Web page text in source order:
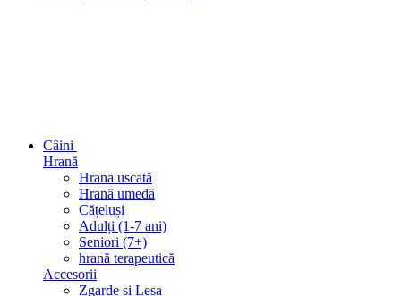
Câini
Hrană
Hrana uscată
Hrană umedă
Cățeluși
Adulți (1-7 ani)
Seniori (7+)
hrană terapeutică
Accesorii
Zgarde și Lesa